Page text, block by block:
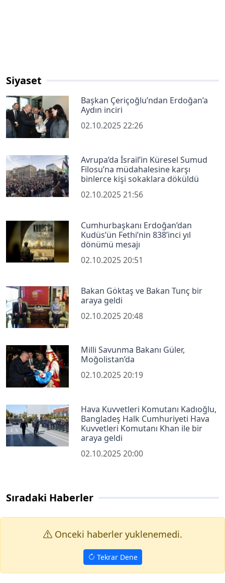
Siyaset
Başkan Çeriçoğlu’ndan Erdoğan’a
Aydın inciri
02.10.2025 22:26
Avrupa’da İsrail’in Küresel Sumud
Filosu’na müdahalesine karşı
binlerce kişi sokaklara döküldü
02.10.2025 21:56
Cumhurbaşkanı Erdoğan’dan
Kudüs’ün Fethi’nin 838’inci yıl
dönümü mesajı
02.10.2025 20:51
Bakan Göktaş ve Bakan Tunç bir
araya geldi
02.10.2025 20:48
Milli Savunma Bakanı Güler,
Moğolistan’da
02.10.2025 20:19
Hava Kuvvetleri Komutanı Kadıoğlu,
Bangladeş Halk Cumhuriyeti Hava
Kuvvetleri Komutanı Khan ile bir
araya geldi
02.10.2025 20:00
Sıradaki Haberler
Onceki haberler yuklenemedi.
Tekrar Dene